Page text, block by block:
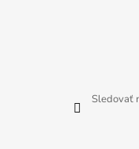
Sledovať